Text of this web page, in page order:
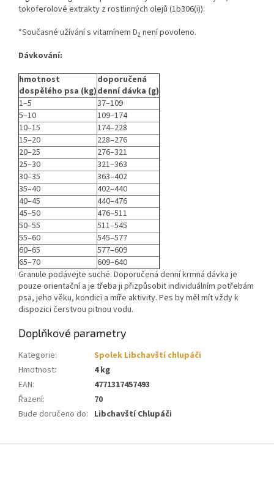
tokoferolové extrakty z rostlinných olejů (1b306(i)).
*Současné užívání s vitamínem D2 není povoleno.
Dávkování:
hmotnost
dospělého psa (kg)
doporučená
denní dávka (g)
1–5
37–109
5–10
109–174
10–15
174–228
15–20
228–276
20–25
276–321
25–30
321–363
30–35
363–402
35–40
402–440
40–45
440–476
45–50
476–511
50–55
511–545
55–60
545–577
60–65
577–609
65–70
609–640
Granule podávejte suché. Doporučená denní krmná dávka je
pouze orientační a je třeba ji přizpůsobit individuálním potřebám
psa, jeho věku, kondici a míře aktivity. Pes by měl mít vždy k
dispozici čerstvou pitnou vodu.
Doplňkové parametry
Kategorie:
Spolek Libchavští chlupáči
Hmotnost:
4 kg
EAN:
4771317457493
Řazení:
70
Bude doručeno do: Libchavští Chlupáči